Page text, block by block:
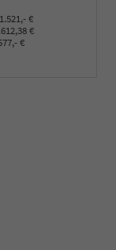
1.521,- €
€
€